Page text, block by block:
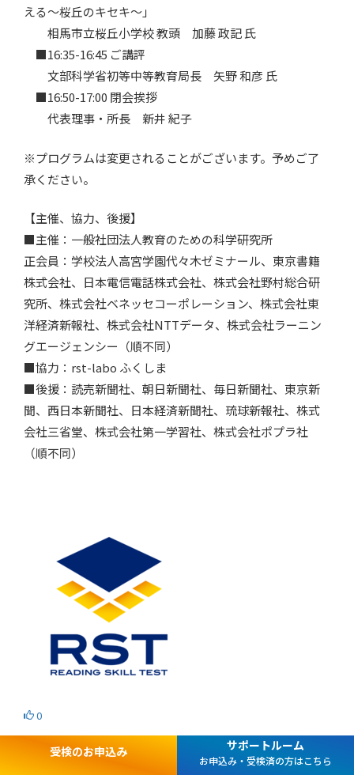
受検のお申込み サポートルーム
お申込み・受検済の方はこちら
える～桜丘のキセキ～」
相馬市立桜丘小学校 教頭 加藤 政記 氏
■16:35-16:45 ご講評
文部科学省初等中等教育局長 矢野 和彦 氏
■16:50-17:00 閉会挨拶
代表理事・所長 新井 紀子
※プログラムは変更されることがございます。予めご了
承ください。
【主催、協力、後援】
■主催：一般社団法人教育のための科学研究所
正会員：学校法人高宮学園代々木ゼミナール、東京書籍
株式会社、日本電信電話株式会社、株式会社野村総合研
究所、株式会社ベネッセコーポレーション、株式会社東
洋経済新報社、株式会社NTTデータ、株式会社ラーニン
グエージェンシー（順不同）
■協力：rst-labo ふくしま
■後援：読売新聞社、朝日新聞社、毎日新聞社、東京新
聞、西日本新聞社、日本経済新聞社、琉球新報社、株式
会社三省堂、株式会社第一学習社、株式会社ポプラ社
（順不同）
0